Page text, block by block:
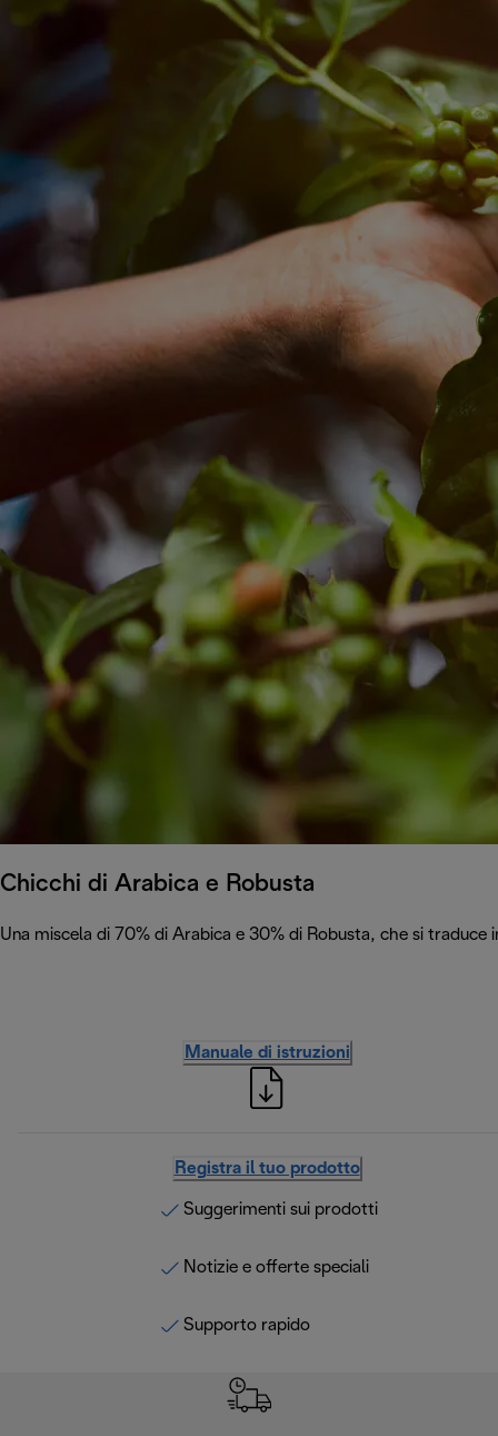
Chicchi di Arabica e Robusta
Una miscela di 70% di Arabica e 30% di Robusta, che si
Manuale di istruzioni
Registra il tuo prodotto
Suggerimenti sui prodotti
Notizie e offerte speciali
Supporto rapido